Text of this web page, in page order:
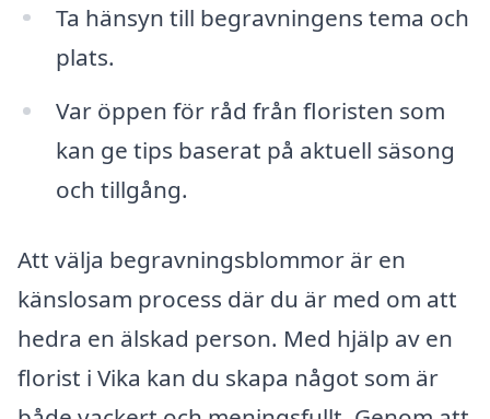
Ta hänsyn till begravningens tema och
plats.
Var öppen för råd från floristen som
kan ge tips baserat på aktuell säsong
och tillgång.
Att välja begravningsblommor är en
känslosam process där du är med om att
hedra en älskad person. Med hjälp av en
florist i Vika kan du skapa något som är